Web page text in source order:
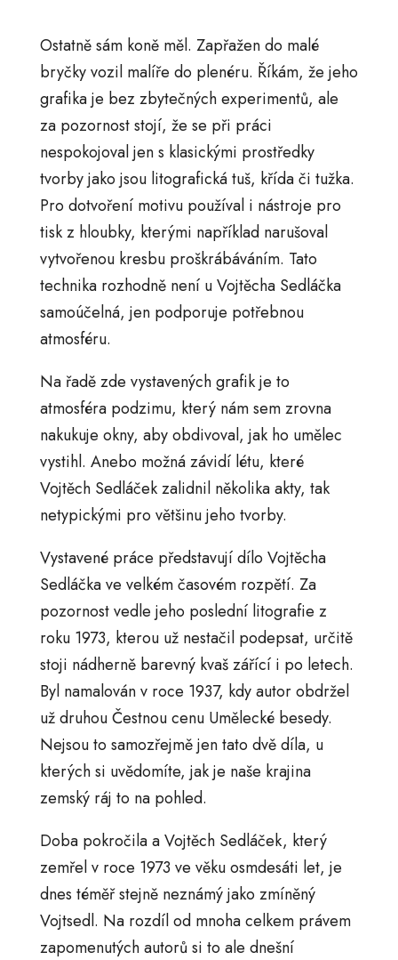
Ostatně sám koně měl. Zapřažen do malé
bryčky vozil malíře do plenéru. Říkám, že jeho
grafika je bez zbytečných experimentů, ale
za pozornost stojí, že se při práci
nespokojoval jen s klasickými prostředky
tvorby jako jsou litografická tuš, křída či tužka.
Pro dotvoření motivu používal i nástroje pro
tisk z hloubky, kterými například narušoval
vytvořenou kresbu proškrábáváním. Tato
technika rozhodně není u Vojtěcha Sedláčka
samoúčelná, jen podporuje potřebnou
atmosféru.
Na řadě zde vystavených grafik je to
atmosféra podzimu, který nám sem zrovna
nakukuje okny, aby obdivoval, jak ho umělec
vystihl. Anebo možná závidí létu, které
Vojtěch Sedláček zalidnil několika akty, tak
netypickými pro většinu jeho tvorby.
Vystavené práce představují dílo Vojtěcha
Sedláčka ve velkém časovém rozpětí. Za
pozornost vedle jeho poslední litografie z
roku 1973, kterou už nestačil podepsat, určitě
stoji nádherně barevný kvaš zářící i po letech.
Byl namalován v roce 1937, kdy autor obdržel
už druhou Čestnou cenu Umělecké besedy.
Nejsou to samozřejmě jen tato dvě díla, u
kterých si uvědomíte, jak je naše krajina
zemský ráj to na pohled.
Doba pokročila a Vojtěch Sedláček, který
zemřel v roce 1973 ve věku osmdesáti let, je
dnes téměř stejně neznámý jako zmíněný
Vojtsedl. Na rozdíl od mnoha celkem právem
zapomenutých autorů si to ale dnešní